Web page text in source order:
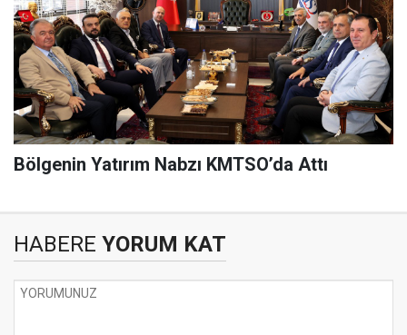
Bölgenin Yatırım Nabzı KMTSO’da Attı
HABERE YORUM KAT